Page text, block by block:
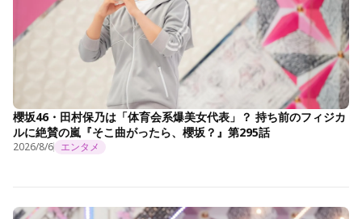
櫻坂46・田村保乃は「体育会系爆美女代表」？ 持ち前のフィジカ
ルに絶賛の嵐『そこ曲がったら、櫻坂？』第295話
2026/8/6 エンタメ